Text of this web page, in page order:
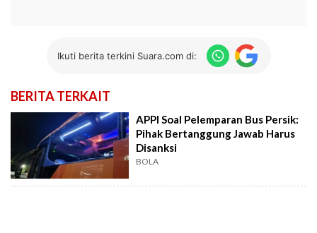
Ikuti berita terkini Suara.com di:
BERITA TERKAIT
APPI Soal Pelemparan Bus Persik:
Pihak Bertanggung Jawab Harus
Disanksi
BOLA